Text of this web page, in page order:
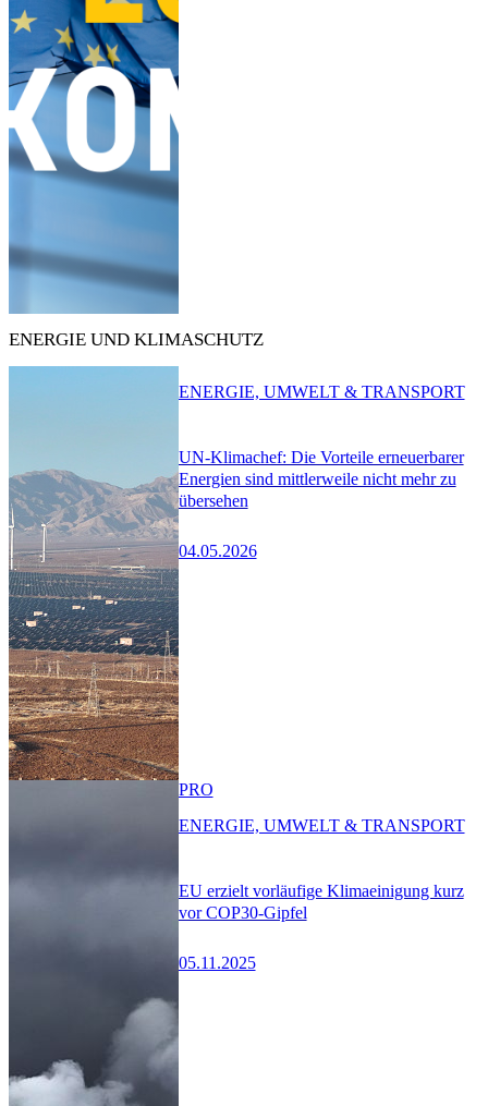
ENERGIE UND KLIMASCHUTZ
UN-Klimachef: Die Vorteile erneuerbarer
Energien sind mittlerweile nicht mehr zu
übersehen
04.05.2026
ENERGIE, UMWELT & TRANSPORT
EU erzielt vorläufige Klimaeinigung kurz
vor COP30-Gipfel
05.11.2025
PRO
ENERGIE, UMWELT & TRANSPORT